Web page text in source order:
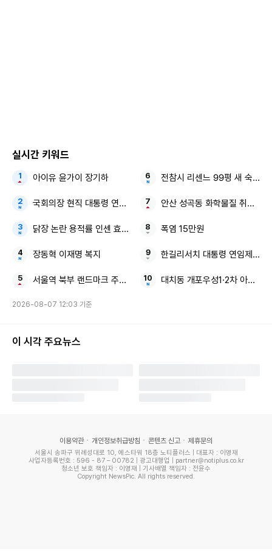
홍진경은 "라엘이도 너무 잘 지내고 있고 라엘이 아빠랑도 잘
"이제 좀 다르게 살아보자"는 의견으로 이혼을 결정했다고 덧
붙인 홍진경은 전 남편에 대해 "연인 관계를 떠나 좋아하던 오
빠였다. 지금 나에게 너무 좋은 오빠"라고 여전한 애정을 드러
실시간 키워드
아이유 윤가이 장기하
국회의장 현직 대통령 연임 정치권 논란
닭장 논란 용적률 인센 효창공원앞역 정비사업
장동혁 이재명 복지
서울역 북부 랜드마크 주거지 서계동 역세권 개발
전참시 리센느 99평 새 숙소
안산 성곡동 화학물질 취급 공
폭염 15만원
한길리서치 대통령 연임제 보
대치동 개포우성1·2차 아파트
2026-08-07 12:03 기준
이 시각 주요뉴스
이용약관 개인정보취급방침 콘텐츠 신고 제휴문의
서울시 송파구 위례성대로 10, 에스타워 18층 노티플러스 | 대표자 : 이영재
사업자등록번호 : 596 - 87 – 00782 | 광고대행업 | partner@notiplus.co.kr
청소년 보호 책임자 : 이영재 | 기사배열 책임자 : 전윤수
Copyright NewsPic. All rights reserved.